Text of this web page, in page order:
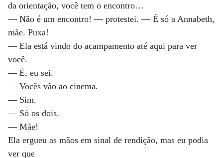
da orientação, você tem o encontro…
— Não é um encontro! — protestei. — É só a Annabeth,
mãe. Puxa!
— Ela está vindo do acampamento até aqui para ver
você.
— É, eu sei.
— Vocês vão ao cinema.
— Sim.
— Só os dois.
— Mãe!
Ela ergueu as mãos em sinal de rendição, mas eu podia
ver que